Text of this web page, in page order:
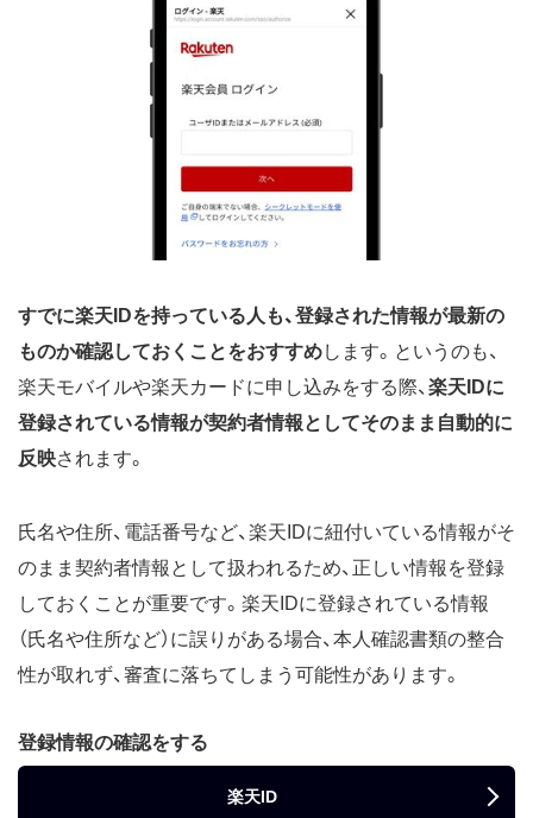
すでに楽天IDを持っている人も、登録された情報が最新の
ものか確認しておくことをおすすめします。というのも、
楽天モバイルや楽天カードに申し込みをする際、 楽天IDに
登録されている情報が契約者情報としてそのまま自動的に
反映されます。
氏名や住所、電話番号など、楽天IDに紐付いている情報がそ
のまま契約者情報として扱われるため、正しい情報を登録
しておくことが重要です。楽天IDに登録されている情報
（氏名や住所など）に誤りがある場合、本人確認書類の整合
性が取れず、審査に落ちてしまう可能性があります。
登録情報の確認をする
楽天ID